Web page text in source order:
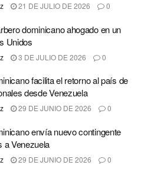
21 DE JULIO DE 2026 0
dominicano ahogado en un
Unidos
3 DE JULIO DE 2026 0
facilita el retorno al país de
desde Venezuela
29 DE JUNIO DE 2026 0
envía nuevo contingente
a Venezuela
29 DE JUNIO DE 2026 0